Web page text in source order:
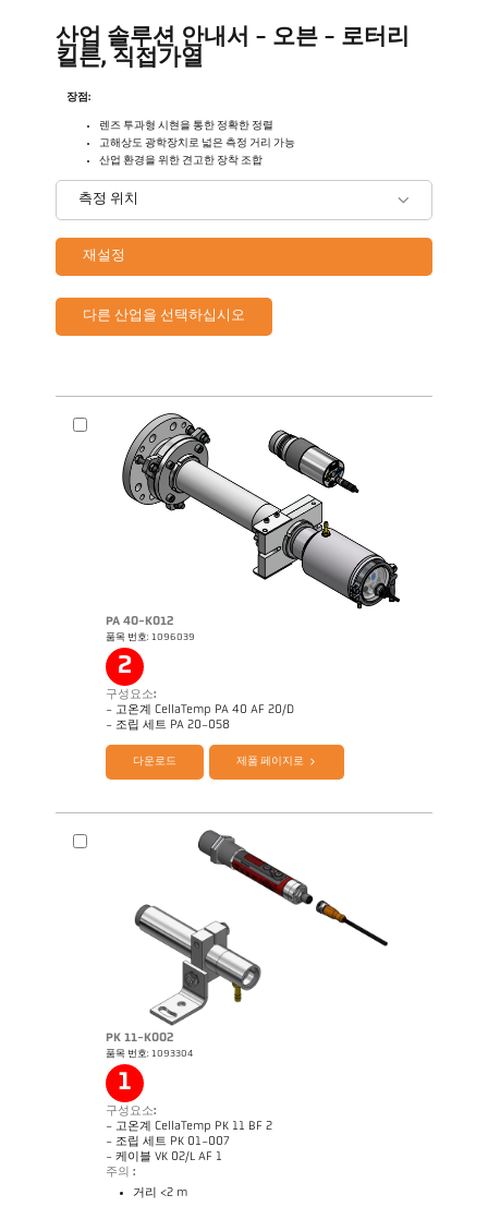
산업 솔루션 안내서 - 오븐 - 로터리
킬른, 직접가열
장점:
렌즈 투과형 시현을 통한 정확한 정렬
고해상도 광학장치로 넓은 측정 거리 가능
산업 환경을 위한 견고한 장착 조합
측정 위치
재설정
다른 산업을 선택하십시오
PA 40-K012
품목 번호: 1096039
2
구성요소:
- 고온계 CellaTemp PA 40 AF 20/D
- 조립 세트 PA 20-058
제품 카다로그 Cellatemp PA Questionnaire Radiation Pyrometers
다운로드 제품 페이지로
PK 11-K002
품목 번호: 1093304
1
구성요소:
- 고온계 CellaTemp PK 11 BF 2
- 조립 세트 PK 01-007
- 케이블 VK 02/L AF 1
주의 :
거리 <2 m
제품 카다로그 CellaTemp PK PKF PKL